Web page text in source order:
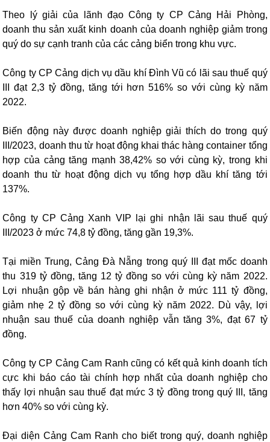
Theo lý giải của lãnh đạo Công ty CP Cảng Hải Phòng,
doanh thu sản xuất kinh doanh của doanh nghiệp giảm trong
quý do sự cạnh tranh của các cảng biển trong khu vực.
Công ty CP Cảng dịch vụ dầu khí Đình Vũ có lãi sau thuế quý
III đạt 2,3 tỷ đồng, tăng tới hơn 516% so với cùng kỳ năm
2022.
Biến động này được doanh nghiệp giải thích do trong quý
III/2023, doanh thu từ hoạt động khai thác hàng container tổng
hợp của cảng tăng mạnh 38,42% so với cùng kỳ, trong khi
doanh thu từ hoạt động dịch vụ tổng hợp dầu khí tăng tới
137%.
Công ty CP Cảng Xanh VIP lại ghi nhận lãi sau thuế quý
III/2023 ở mức 74,8 tỷ đồng, tăng gần 19,3%.
Tại miền Trung, Cảng Đà Nẵng trong quý III đạt mốc doanh
thu 319 tỷ đồng, tăng 12 tỷ đồng so với cùng kỳ năm 2022.
Lợi nhuận gộp về bán hàng ghi nhận ở mức 111 tỷ đồng,
giảm nhẹ 2 tỷ đồng so với cùng kỳ năm 2022. Dù vậy, lợi
nhuận sau thuế của doanh nghiệp vẫn tăng 3%, đạt 67 tỷ
đồng.
Công ty CP Cảng Cam Ranh cũng có kết quả kinh doanh tích
cực khi báo cáo tài chính hợp nhất của doanh nghiệp cho
thấy lợi nhuận sau thuế đạt mức 3 tỷ đồng trong quý III, tăng
hơn 40% so với cùng kỳ.
Đại diện Cảng Cam Ranh cho biết trong quý, doanh nghiệp